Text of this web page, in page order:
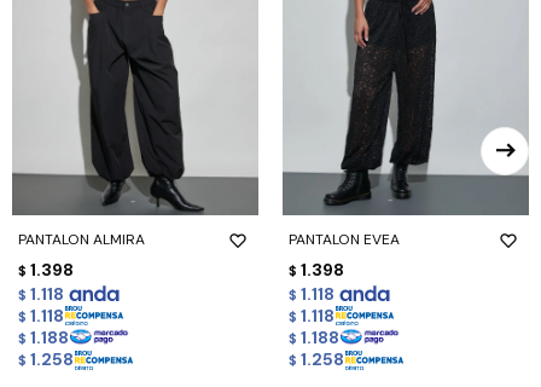
PANTALON ALMIRA
$ 1.398
$ 1.118
$ 1.118
$ 1.188
$ 1.258
PANTALON EVEA
$ 1.398
$ 1.118
$ 1.118
$ 1.188
$ 1.258